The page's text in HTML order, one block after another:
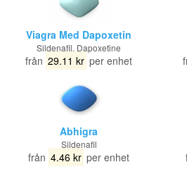
Viagra Med Dapoxetin
Sildenafil, Dapoxetine
från 29.11 kr per enhet
Abhigra
Sildenafil
från 4.46 kr per enhet